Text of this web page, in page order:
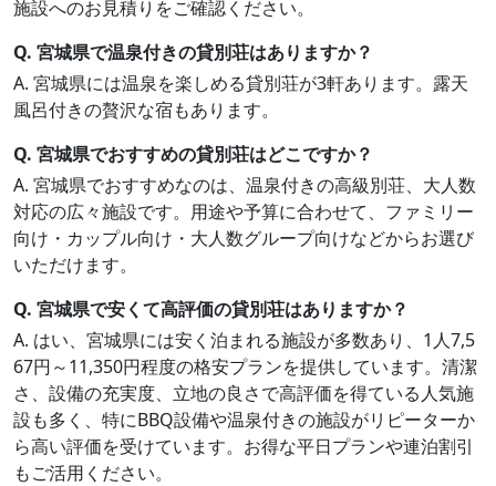
施設へのお見積りをご確認ください。
Q. 宮城県で温泉付きの貸別荘はありますか？
A. 宮城県には温泉を楽しめる貸別荘が3軒あります。露天
風呂付きの贅沢な宿もあります。
Q. 宮城県でおすすめの貸別荘はどこですか？
A. 宮城県でおすすめなのは、温泉付きの高級別荘、大人数
対応の広々施設です。用途や予算に合わせて、ファミリー
向け・カップル向け・大人数グループ向けなどからお選び
いただけます。
Q. 宮城県で安くて高評価の貸別荘はありますか？
A. はい、宮城県には安く泊まれる施設が多数あり、1人7,5
67円～11,350円程度の格安プランを提供しています。清潔
さ、設備の充実度、立地の良さで高評価を得ている人気施
設も多く、特にBBQ設備や温泉付きの施設がリピーターか
ら高い評価を受けています。お得な平日プランや連泊割引
もご活用ください。